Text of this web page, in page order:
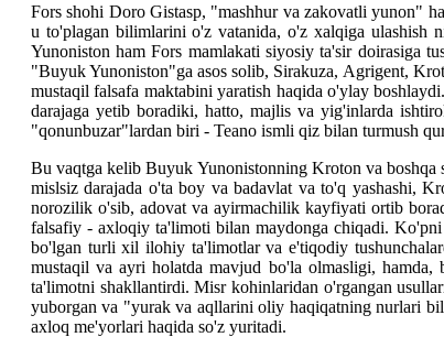
Fors shohi Doro Gistasp, "mashhur va zakovatli yunon"
u to'plagan bilimlarini o'z vatanida, o'z xalqiga ulashish
Yunoniston ham Fors mamlakati siyosiy ta'sir doirasiga
"Buyuk Yunoniston"ga asos solib, Sirakuza, Agrigent,
mustaqil falsafa maktabini yaratish haqida o'ylay
darajaga yetib boradiki, hatto, majlis va yig'inlarda
"qonunbuzar"lardan biri - Teano ismli qiz bilan turmush
Bu vaqtga kelib Buyuk Yunonistonning Kroton va
mislsiz darajada o'ta boy va badavlat va to'q yashashi,
norozilik o'sib, adovat va ayirmachilik kayfiyati ortib
falsafiy - axloqiy ta'limoti bilan maydonga chiqadi.
bo'lgan turli xil ilohiy ta'limotlar va e'tiqodiy
mustaqil va ayri holatda mavjud bo'la olmasligi,
ta'limotni shakllantirdi. Misr kohinlaridan o'rgangan
yuborgan va "yurak va aqllarini oliy haqiqatning nurlari
axloq me'yorlari haqida so'z yuritadi.